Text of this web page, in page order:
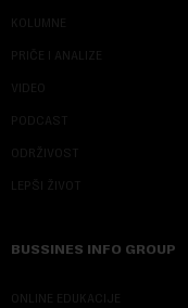
KOLUMNE
PRIČE I ANALIZE
VIDEO
PODCAST
ODRŽIVOST
LEPŠI ŽIVOT
BUSSINES INFO GROUP
ONLINE EDUKACIJE